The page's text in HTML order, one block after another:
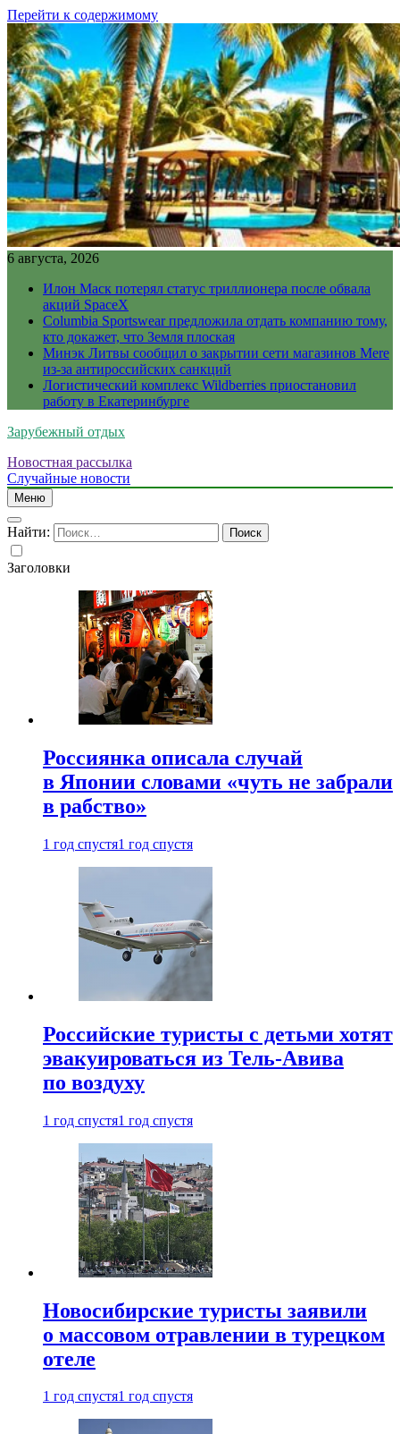
Перейти к содержимому
6 августа, 2026
Илон Маск потерял статус триллионера после обвала
акций SpaceX
Columbia Sportswear предложила отдать компанию тому,
кто докажет, что Земля плоская
Минэк Литвы сообщил о закрытии сети магазинов Mere
из-за антироссийских санкций
Логистический комплекс Wildberries приостановил
работу в Екатеринбурге
Зарубежный отдых
Новостная рассылка
Случайные новости
Меню
Найти:
Заголовки
Россиянка описала случай
в Японии словами «чуть не забрали
в рабство»
1 год спустя1 год спустя
Российские туристы с детьми хотят
эвакуироваться из Тель-Авива
по воздуху
1 год спустя1 год спустя
Новосибирские туристы заявили
о массовом отравлении в турецком
отеле
1 год спустя1 год спустя